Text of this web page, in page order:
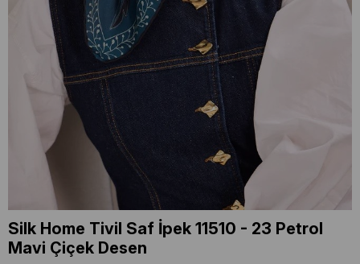
Silk Home Tivil Saf İpek 11510 - 23 Petrol
Mavi Çiçek Desen